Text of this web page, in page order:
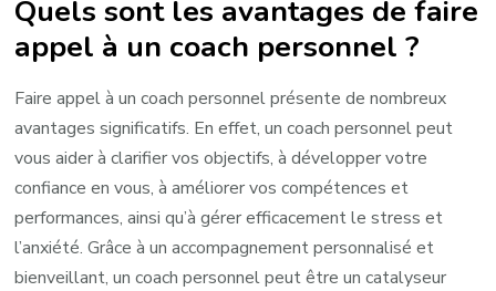
Quels sont les avantages de faire
appel à un coach personnel ?
Faire appel à un coach personnel présente de nombreux
avantages significatifs. En effet, un coach personnel peut
vous aider à clarifier vos objectifs, à développer votre
confiance en vous, à améliorer vos compétences et
performances, ainsi qu’à gérer efficacement le stress et
l’anxiété. Grâce à un accompagnement personnalisé et
bienveillant, un coach personnel peut être un catalyseur